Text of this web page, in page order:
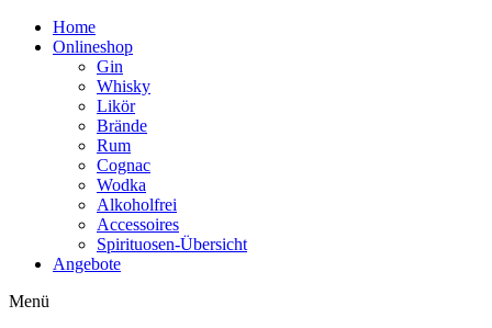
Home
Onlineshop
Gin
Whisky
Likör
Brände
Rum
Cognac
Wodka
Alkoholfrei
Accessoires
Spirituosen-Übersicht
Angebote
Menü